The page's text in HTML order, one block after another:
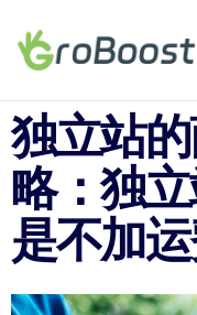
独立站
略：独
是不加